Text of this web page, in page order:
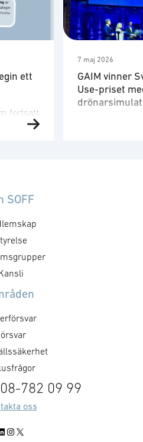
ett
fortsatt
är
kund.
ökade
också
7 maj 2026
GAIM vinner
Use-priset
SOFF
782 09 99
oss
Instagram
X